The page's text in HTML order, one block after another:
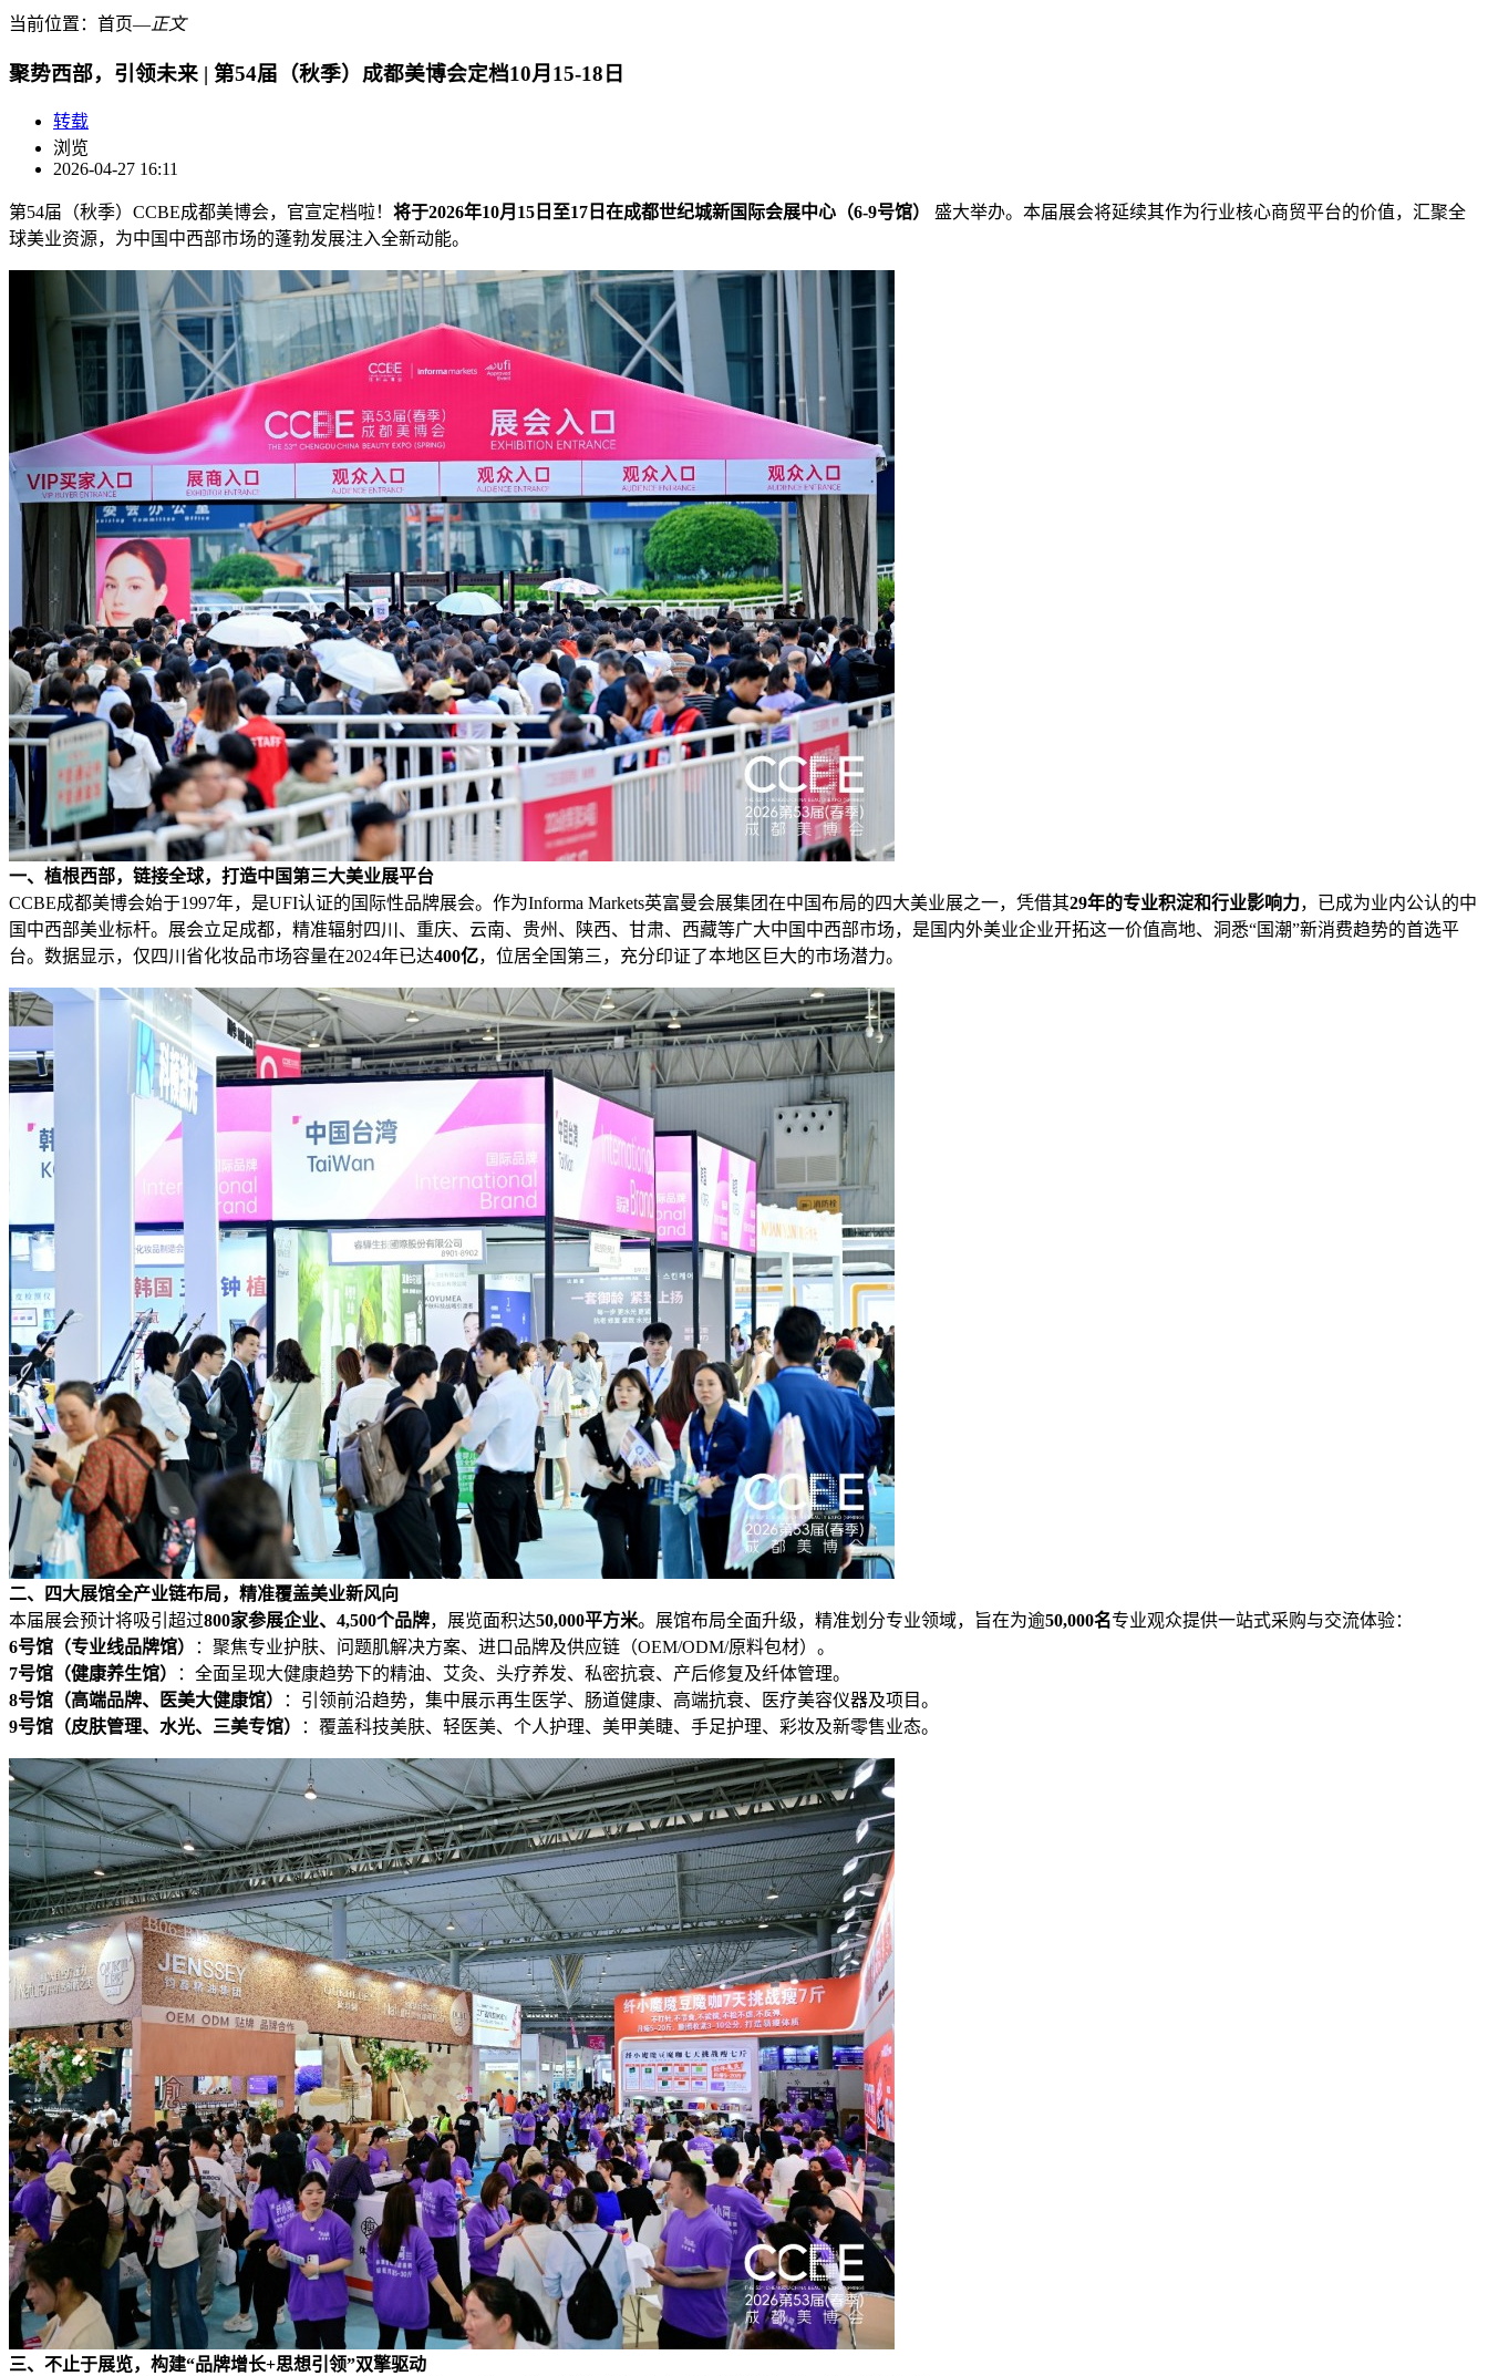
当前位置： 首页―正文
聚势西部，引领未来 | 第54届（秋季）成都美博会定档10月15-18日
转载
浏览
2026-04-27 16:11
第54届（秋季）CCBE成都美博会，官宣定档啦！ 将于2026年10月15日至17日在成都世纪城新国际会展中心（6-9号馆）
盛大举办。本届展会将延续其作为行业核心商贸平台的价值，汇聚全
球美业资源，为中国中西部市场的蓬勃发展注入全新动能。
一、植根西部，链接全球，打造中国第三大美业展平台
CCBE成都美博会始于1997年，是UFI认证的国际性品牌展会。作为Informa Markets英富曼会展集团在中国布局的四大美业展之一，凭借其29年的专业积淀和行业影响力，已成为业内公认的中
国中西部美业标杆。展会立足成都，精准辐射四川、重庆、云南、贵州、陕西、甘肃、西藏等广大中国中西部市场，是国内外美业企业开拓这一价值高地、洞悉“国潮”新消费趋势的首选平
台。数据显示，仅四川省化妆品市场容量在2024年已达400亿，位居全国第三，充分印证了本地区巨大的市场潜力。
二、四大展馆全产业链布局，精准覆盖美业新风向
本届展会预计将吸引超过800家参展企业、4,500个品牌，展览面积达50,000平方米。展馆布局全面升级，精准划分专业领域，旨在为逾50,000名专业观众提供一站式采购与交流体验：
6号馆（专业线品牌馆）
：聚焦专业护肤、问题肌解决方案、进口品牌及供应链（OEM/ODM/原料包材）。
7号馆（健康养生馆）
：全面呈现大健康趋势下的精油、艾灸、头疗养发、私密抗衰、产后修复及纤体管理。
8号馆（高端品牌、
医美大健康馆）
：引领前沿趋势，集中展示再生医学、肠道健康、高端抗衰、医疗美容仪器及项目。
9号馆（皮肤管理、水光、三美专馆）
：覆盖科技美肤、轻医美、个人护理、美甲美睫、手足护理、彩妆及新零售业态。
三、不止于展览，构建“品牌增长+思想引领”双擎驱动